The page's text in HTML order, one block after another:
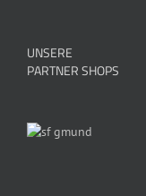
UNSERE
PARTNER SHOPS